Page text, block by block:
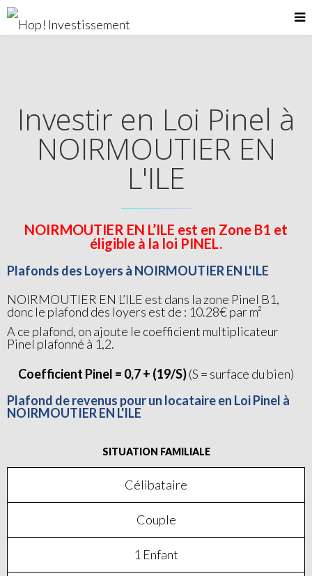
Investir en Loi Pinel à
NOIRMOUTIER EN
L'ILE
NOIRMOUTIER EN L’ILE est en Zone B1 et
éligible à la loi PINEL.
Plafonds des Loyers à NOIRMOUTIER EN L'ILE
NOIRMOUTIER EN L’ILE est dans la zone Pinel B1,
donc le plafond des loyers est de : 10.28€ par m²
A ce plafond, on ajoute le coefficient multiplicateur
Pinel plafonné à 1,2.
Coefficient Pinel = 0,7 + (19/S)(S = surface du bien)
Plafond de revenus pour un locataire en Loi Pinel à
NOIRMOUTIER EN L'ILE
SITUATION FAMILIALE
Célibataire
Couple
1 Enfant